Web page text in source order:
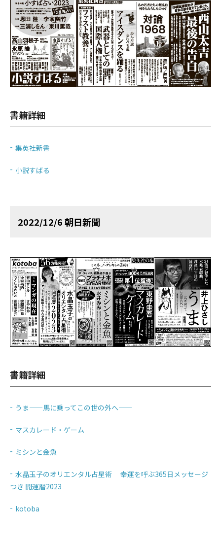
書籍詳細
集英社新書
小説すばる
2022/12/6 朝日新聞
書籍詳細
うま——馬に乗ってこの世の外へ——
マスカレード・ゲーム
ミシンと金魚
水晶玉子のオリエンタル占星術 幸運を呼ぶ365日メッセージ
つき 開運暦2023
kotoba